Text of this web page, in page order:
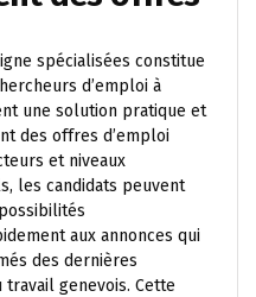
spécialisées constitue
d’emploi à
une solution pratique et
des offres d’emploi
et niveaux
les candidats peuvent
aux annonces qui
des dernières
genevois. Cette